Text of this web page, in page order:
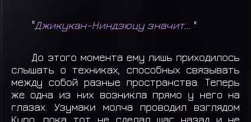
"Джикукан-Ниндзюцу значит... "
До этого момента ему лишь приходилось
слышать о техниках, способных связывать
между собой разные пространства. Теперь
же одна из них возникла прямо у него на
глазах. Узумаки молча проводил взглядом
Куро, пока тот не сделал шаг назад и не